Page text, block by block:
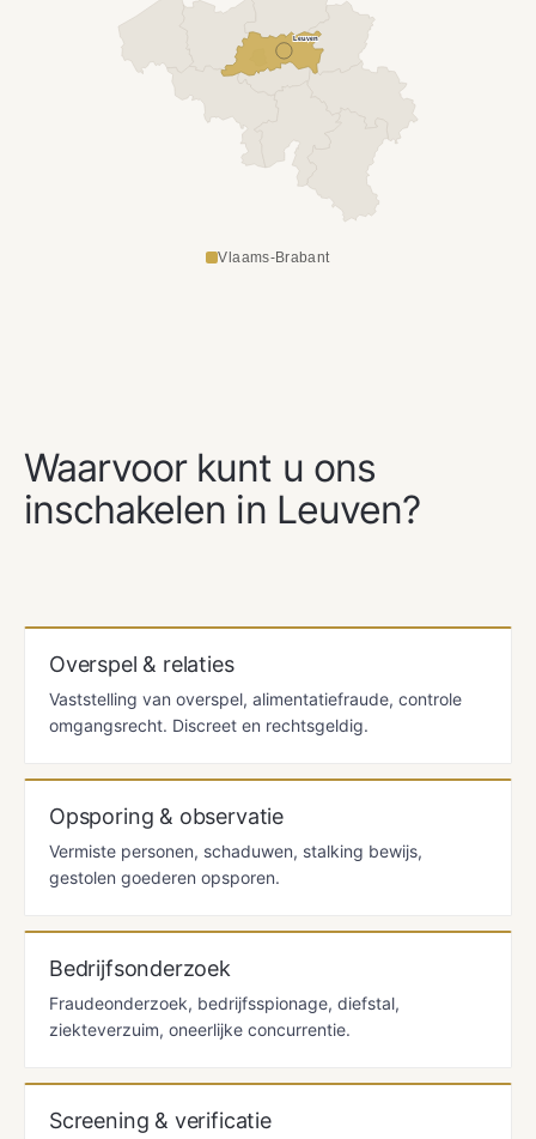
Leuven
Vlaams-Brabant
Waarvoor kunt u ons
inschakelen in Leuven?
Overspel & relaties
Vaststelling van overspel, alimentatiefraude, controle
omgangsrecht. Discreet en rechtsgeldig.
Opsporing & observatie
Vermiste personen, schaduwen, stalking bewijs,
gestolen goederen opsporen.
Bedrijfsonderzoek
Fraudeonderzoek, bedrijfsspionage, diefstal,
ziekteverzuim, oneerlijke concurrentie.
Screening & verificatie